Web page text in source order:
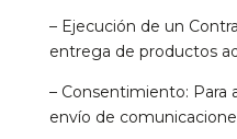
– Ejecución de un
entrega de productos
– Consentimiento:
envío de